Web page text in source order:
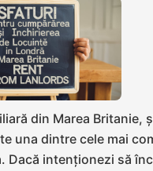
din Marea Britanie,
una dintre cele mai
Dacă intenționezi să